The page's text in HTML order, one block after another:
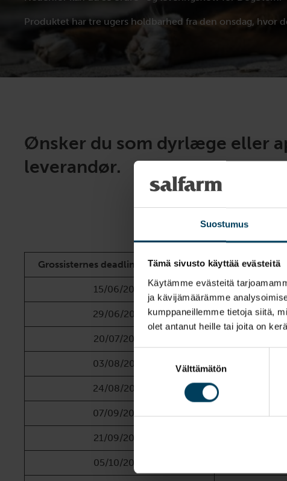
Suostumus
Tämä sivusto käyttää evästeitä
Käytämme evästeitä
ja kävijämäärämme
kumppaneillemme tietoja siitä,
olet antanut heille tai joita on
Suostumuksen
valinta
Välttämätön
Produktet har tre ugers holdbarhed fra den onsdag, hvor
Ønsker du som dyrlæge eller
leverandør.
Grossisternes deadline for bestilling
15/06/2026
29/06/2026
20/07/2026
03/08/2026
24/08/2026
07/09/2026
21/09/2026
05/10/2026